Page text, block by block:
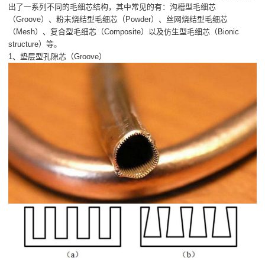
出了一系列不同的毛细芯结构，其中常见的有：沟槽型毛细芯
（Groove）、粉末烧结型毛细芯（Powder）、丝网烧结型毛细芯
（Mesh）、复合型毛细芯（Composite）以及仿生型毛细芯（Bionic
structure）等。
1、垫层型孔隙芯（Groove）